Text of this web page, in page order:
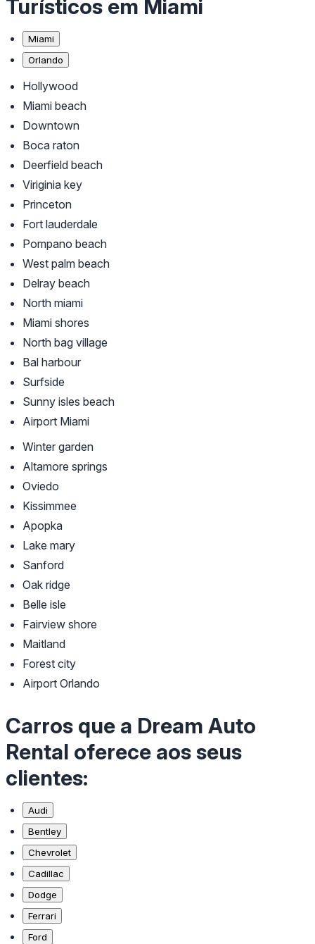
Turísticos em Miami
Miami
Orlando
Hollywood
Miami beach
Downtown
Boca raton
Deerfield beach
Viriginia key
Princeton
Fort lauderdale
Pompano beach
West palm beach
Delray beach
North miami
Miami shores
North bag village
Bal harbour
Surfside
Sunny isles beach
Airport Miami
Winter garden
Altamore springs
Oviedo
Kissimmee
Apopka
Lake mary
Sanford
Oak ridge
Belle isle
Fairview shore
Maitland
Forest city
Airport Orlando
Carros que a Dream Auto
Rental oferece aos seus
clientes:
Audi
Bentley
Chevrolet
Cadillac
Dodge
Ferrari
Ford